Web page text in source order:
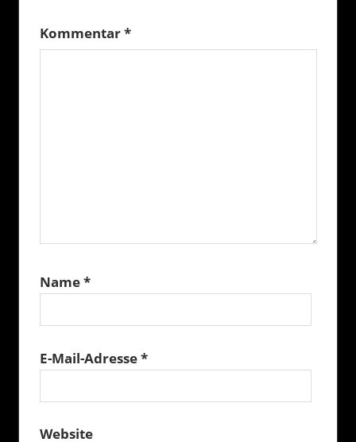
Kommentar*
Name*
E-Mail-Adresse*
Website